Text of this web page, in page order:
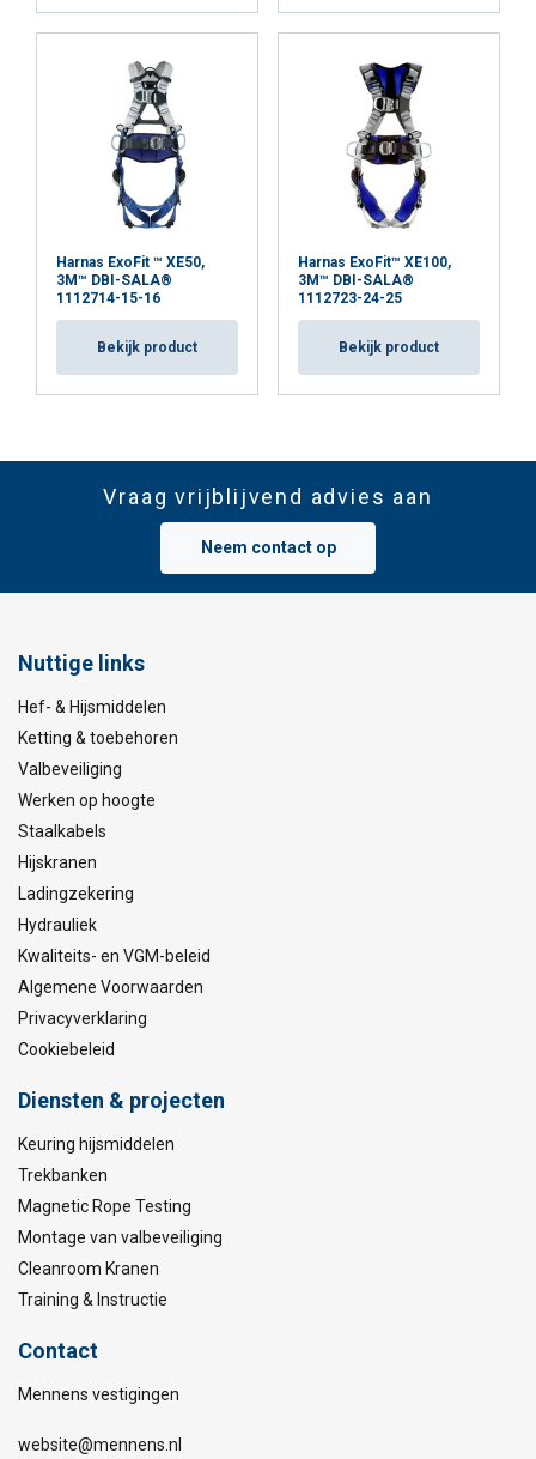
Harnas ExoFit ™ XE50,
3M™ DBI-SALA®
1112714-15-16
Bekijk product
Harnas ExoFit™ XE100,
3M™ DBI-SALA®
1112723-24-25
Bekijk product
Vraag vrijblijvend advies aan
Neem contact op
Nuttige links
Hef- & Hijsmiddelen
Ketting & toebehoren
Valbeveiliging
Werken op hoogte
Staalkabels
Hijskranen
Ladingzekering
Hydrauliek
Kwaliteits- en VGM-beleid
Algemene Voorwaarden
Privacyverklaring
Cookiebeleid
Diensten & projecten
Keuring hijsmiddelen
Trekbanken
Magnetic Rope Testing
Montage van valbeveiliging
Cleanroom Kranen
Training & Instructie
Contact
Mennens vestigingen
website@mennens.nl